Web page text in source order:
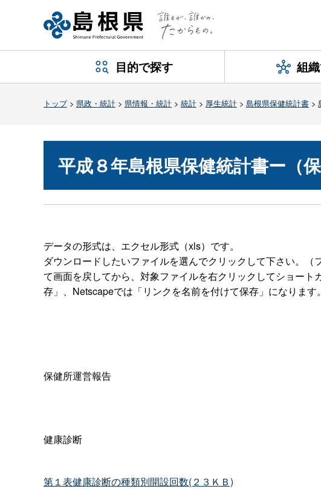
目的で探す 組
トップ> 県政・統計 > 県情報・統計 > 統計 > 厚生統計 > 島根県保健統計書 >
平成８年島根県保健統計書ー（
データの形式は、エクセル形式（xls）です。
ダウンロードしたいファイルを選んでクリックして下さい。
て画面を戻してから、対象ファイルを右クリックしてショー
存」、Netscapeでは「リンクを名前を付けて保存」になります
保健所運営報告
健康診断
第１表健康診断の種類別開設回数(２３ＫＢ)